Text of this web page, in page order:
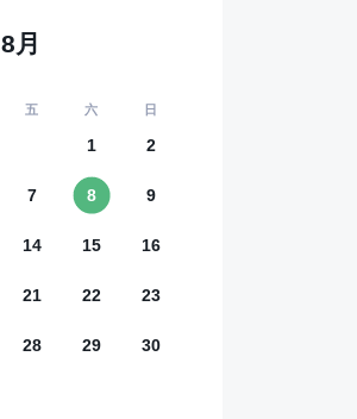
8 月
五 六 日
1 2
7 8 9
14 15 16
21 22 23
28 29 30